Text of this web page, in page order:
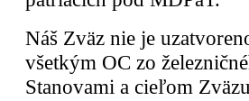
Náš Zväz nie je
všetkým OC zo
Stanovami a cieľom